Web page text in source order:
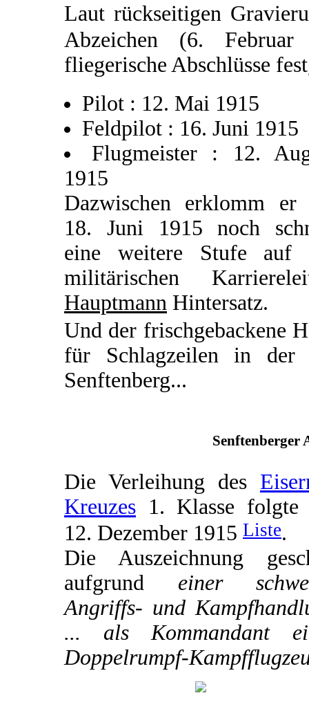
Laut rückseitigen
Abzeichen (6.
fliegerische Abschlüsse
Pilot : 12. Mai 1915
Feldpilot : 16. Juni 1915
Flugmeister : 12.
1915
Dazwischen erklomm er
18. Juni 1915 noch
eine weitere Stufe auf
militärischen
Hauptmann Hintersatz.
Und der frischgebackene
für Schlagzeilen in der
Senftenberg...
Senftenberger
Die Verleihung des
Kreuzes 1. Klasse folgte
12. Dezember 1915 Liste.
Die Auszeichnung
aufgrund einer
Angriffs- und
... als Kommandant
Doppelrumpf-